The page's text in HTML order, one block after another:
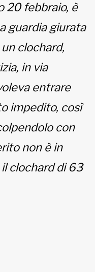
20 febbraio, è
guardia giurata
clochard,
in via
entrare
impedito, così
con
non è in
clochard di 63